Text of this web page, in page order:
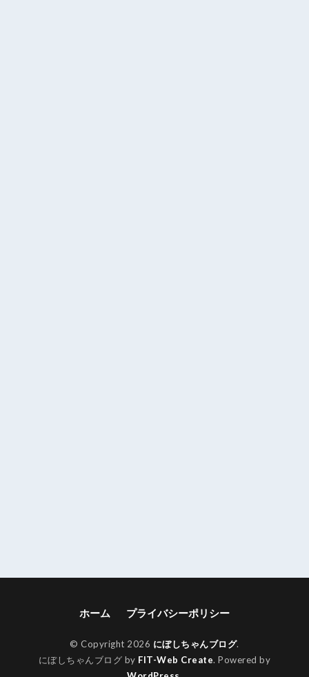
ホーム プライバシーポリシー
© Copyright 2026 にぼしちゃんブログ.
にぼしちゃんブログ by FIT-Web Create. Powered by